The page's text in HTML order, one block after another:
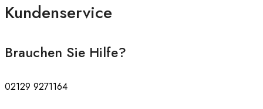
Kundenservice
Brauchen Sie Hilfe?
02129 9271164